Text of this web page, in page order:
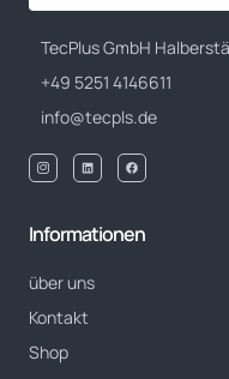
TecPlus GmbH
+49 5251 4146611
info@tecpls.de
Informationen
über uns
Kontakt
Shop